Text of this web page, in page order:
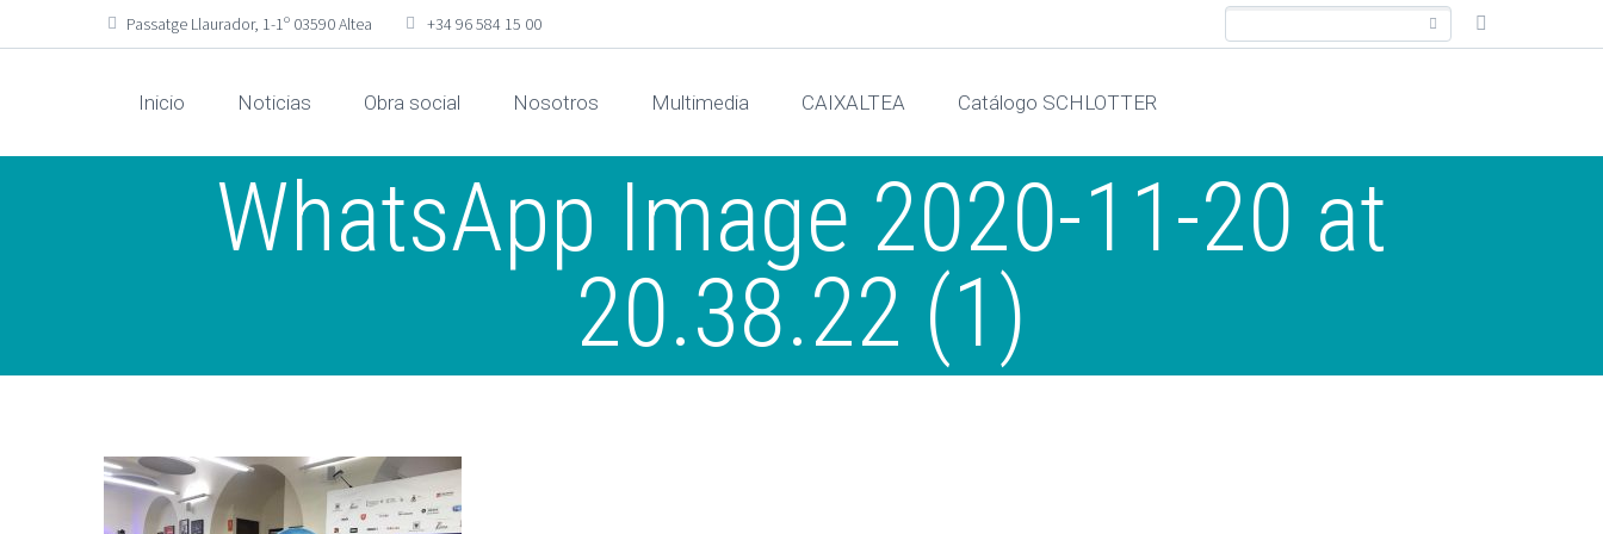
Passatge Llaurador, 1-1º 03590 Altea +34 96 584 15 00
Inicio Noticias Obra social Nosotros Multimedia CAIXALTEA Catálogo SCHLOTTER
WhatsApp Image 2020-11-20 at
20.38.22 (1)